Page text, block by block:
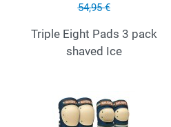
54,95 €
Triple Eight Pads 3 pack
shaved Ice
Add to Wishlist